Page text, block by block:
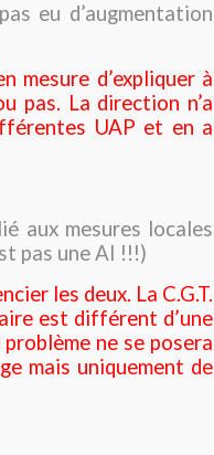
eu d’augmentation
mesure d’expliquer à
pas. La direction n’a
UAP et en a
aux mesures locales
pas une AI !!!)
les deux. La C.G.T.
est différent d’une
ne se posera
mais uniquement de